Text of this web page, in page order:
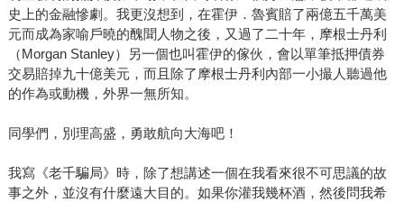
史上的金融慘劇。我更沒想到，在霍伊．魯賓賠了兩億五千萬美
元而成為家喻戶曉的醜聞人物之後，又過了二十年，摩根士丹利
（Morgan Stanley）另一個也叫霍伊的傢伙，會以單筆抵押債券
交易賠掉九十億美元，而且除了摩根士丹利內部一小撮人聽過他
的作為或動機，外界一無所知。
同學們，別理高盛，勇敢航向大海吧！
我寫《老千騙局》時，除了想講述一個在我看來很不可思議的故
事之外，並沒有什麼遠大目的。如果你灌我幾杯酒，然後問我希